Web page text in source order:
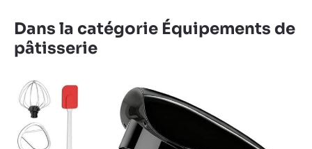
Dans la catégorie Équipements de
pâtisserie